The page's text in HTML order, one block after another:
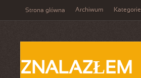
Strona główna Archiwum Kategorie
ZNALAZŁEM